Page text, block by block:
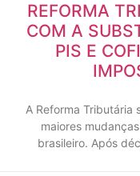
REFORMA
COM A
PIS E
A Reforma Tributária
maiores
brasileiro. Após